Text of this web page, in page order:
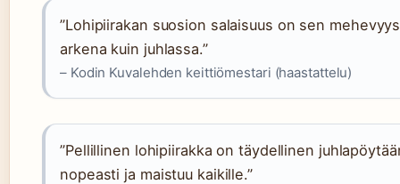
”Lohipiirakan suosion salaisuus on sen
arkena kuin juhlassa.”
– Kodin Kuvalehden keittiömestari (haastattelu)
”Pellillinen lohipiirakka on täydellinen
nopeasti ja maistuu kaikille.”